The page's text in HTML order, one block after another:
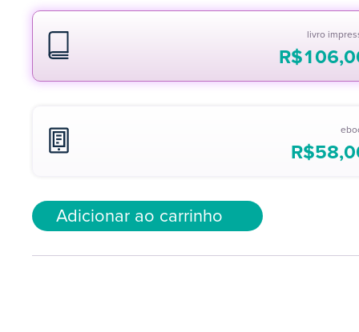
livro
R$
R$
Adicionar ao carrinho